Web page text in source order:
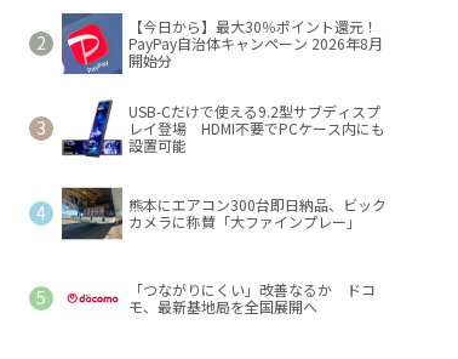
【今日から】最大30％ポイント還元！
PayPay自治体キャンペーン 2026年8月
開始分
USB-Cだけで使える9.2型サブディスプ
レイ登場 HDMI不要でPCケース内にも
設置可能
熊本にエアコン300台即日納品、ビック
カメラに称賛「大ファインプレー」
「つながりにくい」改善なるか ドコ
モ、最新基地局を全国展開へ